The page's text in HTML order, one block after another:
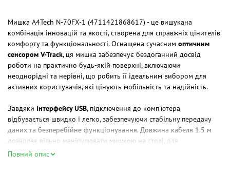
Мишка A4Tech N-70FX-1 (4711421868617) - це вишукана
комбінація інновацій та якості, створена для справжніх цінителів
комфорту та функціональності. Оснащена сучасним оптичним
сенсором V-Track, ця мишка забезпечує бездоганний досвід
роботи на практично будь-якій поверхні, включаючи
неоднорідні та нерівні, що робить її ідеальним вибором для
активних користувачів, які цінують мобільність та надійність.
Завдяки інтерфейсу USB, підключення до комп'ютера
відбувається швидко і легко, забезпечуючи стабільну передачу
даних та безперебійне функціонування. Довжина кабеля 1.5 м
дозволяє вільно маніпулювати мишкою на столі, для
максимального зручності та свободи рухів.
Повний опис